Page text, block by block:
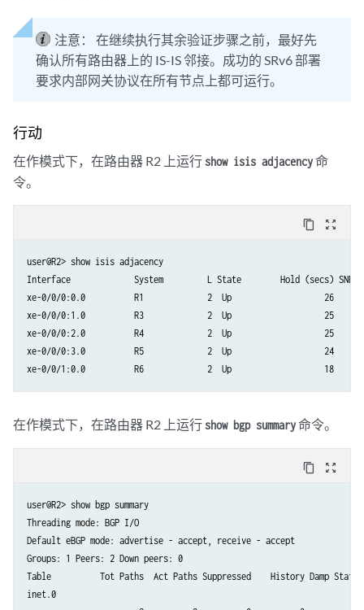
注意：
在继续执行其余验证步骤之前，最好先
确认所有路由器上的 IS-IS 邻接。成功的 SRv6 部署
要求内部网关协议在所有节点上都可运行。
行动
在作模式下，在路由器 R2 上运行 show isis adjacency命
令。
content_copy zoom_out_map
user@R2> show isis adjacency
Interface             System         L State        Hold (secs) SNPA
xe-0/0/0:0.0          R1             2  Up                   26
xe-0/0/0:1.0          R3             2  Up                   25
xe-0/0/0:2.0          R4             2  Up                   25
xe-0/0/0:3.0          R5             2  Up                   24
在作模式下，在路由器 R2 上运行 show bgp summary命令。
content_copy zoom_out_map
user@R2> show bgp summary
Threading mode: BGP I/O
Default eBGP mode: advertise - accept, receive - accept
Groups: 1 Peers: 2 Down peers: 0
Table          Tot Paths  Act Paths Suppressed    History Damp State
inet.0